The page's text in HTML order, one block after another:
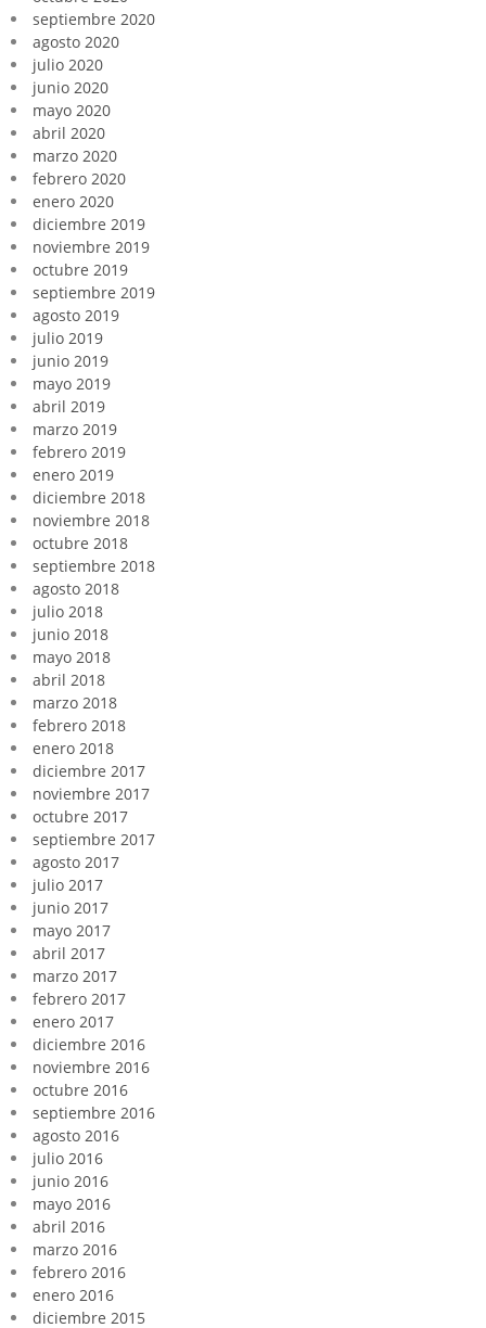
septiembre 2020
agosto 2020
julio 2020
junio 2020
mayo 2020
abril 2020
marzo 2020
febrero 2020
enero 2020
diciembre 2019
noviembre 2019
octubre 2019
septiembre 2019
agosto 2019
julio 2019
junio 2019
mayo 2019
abril 2019
marzo 2019
febrero 2019
enero 2019
diciembre 2018
noviembre 2018
octubre 2018
septiembre 2018
agosto 2018
julio 2018
junio 2018
mayo 2018
abril 2018
marzo 2018
febrero 2018
enero 2018
diciembre 2017
noviembre 2017
octubre 2017
septiembre 2017
agosto 2017
julio 2017
junio 2017
mayo 2017
abril 2017
marzo 2017
febrero 2017
enero 2017
diciembre 2016
noviembre 2016
octubre 2016
septiembre 2016
agosto 2016
julio 2016
junio 2016
mayo 2016
abril 2016
marzo 2016
febrero 2016
enero 2016
diciembre 2015